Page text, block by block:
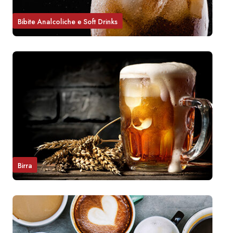
Bibite Analcoliche e Soft Drinks
Birra